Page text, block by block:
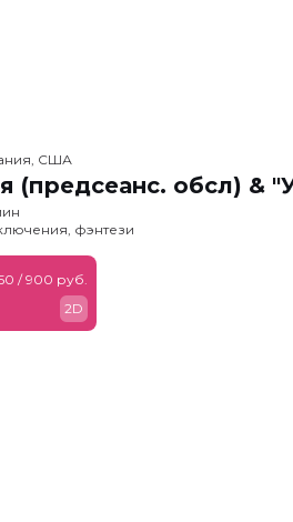
США
(предсеанс. обсл) &
фэнтези
/ 900 руб.
2D